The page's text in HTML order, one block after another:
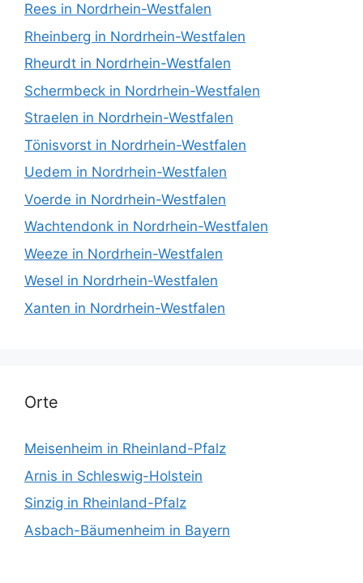
Rees in Nordrhein-Westfalen
Rheinberg in Nordrhein-Westfalen
Rheurdt in Nordrhein-Westfalen
Schermbeck in Nordrhein-Westfalen
Straelen in Nordrhein-Westfalen
Tönisvorst in Nordrhein-Westfalen
Uedem in Nordrhein-Westfalen
Voerde in Nordrhein-Westfalen
Wachtendonk in Nordrhein-Westfalen
Weeze in Nordrhein-Westfalen
Wesel in Nordrhein-Westfalen
Xanten in Nordrhein-Westfalen
Orte
Meisenheim in Rheinland-Pfalz
Arnis in Schleswig-Holstein
Sinzig in Rheinland-Pfalz
Asbach-Bäumenheim in Bayern